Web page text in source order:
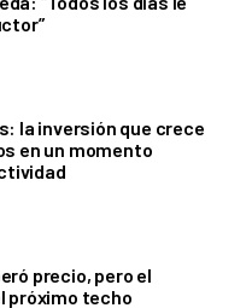
la inversión que crece
en un momento
precio, pero el
próximo techo